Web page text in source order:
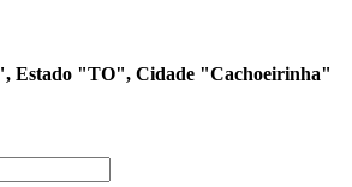
Estado "TO", Cidade "Cachoeirinha"